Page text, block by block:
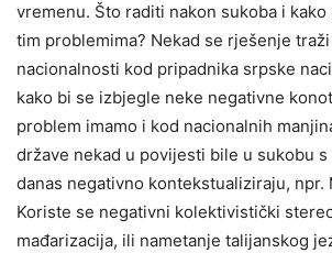
vremenu. Što raditi nakon sukoba i
tim problemima? Nekad se rješenje
nacionalnosti kod pripadnika srpske
kako bi se izbjegle neke negativne
problem imamo i kod nacionalnih
države nekad u povijesti bile u sukobu s
danas negativno kontekstualiziraju, npr.
Koriste se negativni kolektivistički
mađarizacija, ili nametanje talijanskog